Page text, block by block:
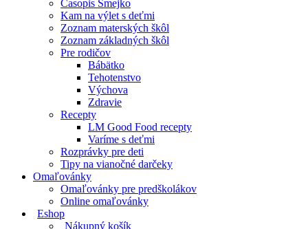
Časopis Smejko
Kam na výlet s deťmi
Zoznam materských škôl
Zoznam základných škôl
Pre rodičov
Bábätko
Tehotenstvo
Výchova
Zdravie
Recepty
LM Good Food recepty
Varíme s deťmi
Rozprávky pre deti
Tipy na vianočné darčeky
Omaľovánky
Omaľovánky pre predškolákov
Online omaľovánky
Eshop
Nákupný košík